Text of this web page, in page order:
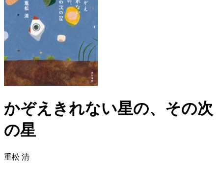
かぞえきれない星の、その次
の星
重松 清